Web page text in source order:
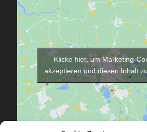
Klicke hier, um Marketing-
akzeptieren und diesen Inhalt